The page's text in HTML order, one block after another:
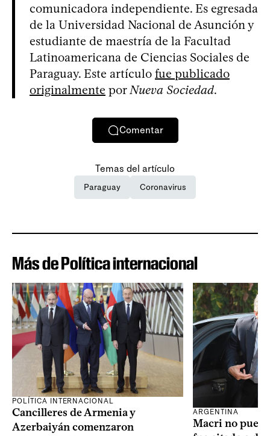
comunicadora independiente. Es egresada
de la Universidad Nacional de Asunción y
estudiante de maestría de la Facultad
Latinoamericana de Ciencias Sociales de
Paraguay. Este artículo fue publicado
originalmente por Nueva Sociedad.
Comentar
Temas del artículo
Paraguay Coronavirus
Más de Política internacional
POLÍTICA INTERNACIONAL
Cancilleres de Armenia y
Azerbaiyán comenzaron
ARGENTINA
Macri no